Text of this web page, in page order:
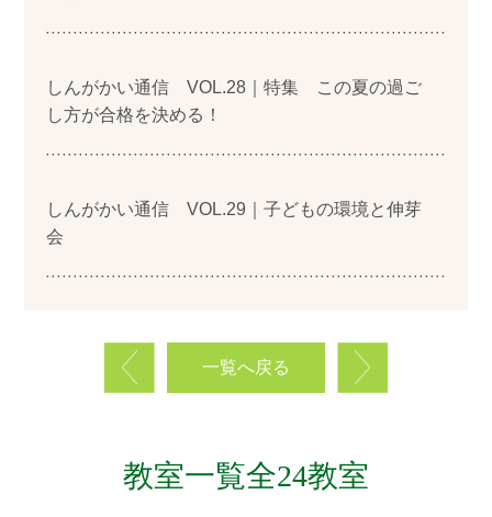
しんがかい通信 VOL.28｜特集 この夏の過ご
し方が合格を決める！
しんがかい通信 VOL.29｜子どもの環境と伸芽
会
一覧へ戻る
教室一覧全24教室